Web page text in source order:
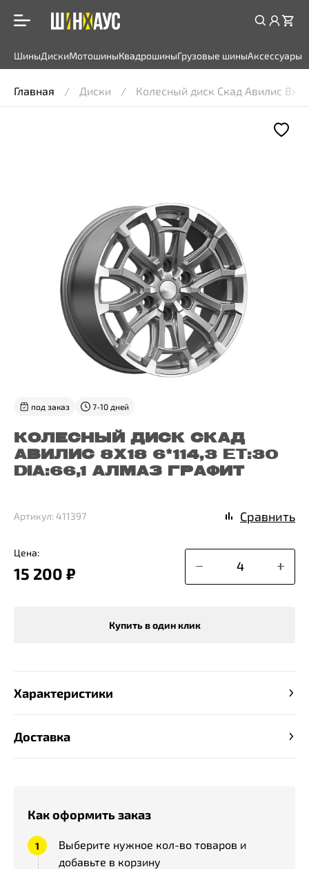
ШиныДискиМотошиныКвадрошиныГрузовые шиныАксессуары
Главная Диски Колесный диск Скад Авилис
КОЛЕСНЫЙ ДИСК СКАД
АВИЛИС 8X18 6*114,3 ET:30
DIA:66,1 АЛМАЗ ГРАФИТ
под заказ 7-10 дней
Цена:
15 200 ₽
Купить в один клик
Артикул: 411397 Сравнить
Как оформить заказ
Выберите нужное кол-во товаров и
добавьте в корзину
Характеристики
Доставка